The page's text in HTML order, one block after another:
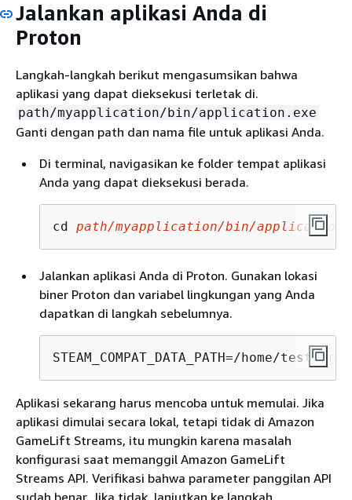
Jalankan aplikasi Anda di
Proton
Langkah-langkah berikut mengasumsikan bahwa
aplikasi yang dapat dieksekusi terletak di.
path/myapplication/bin/application.exe
Ganti dengan path dan nama file untuk aplikasi Anda.
Di terminal, navigasikan ke folder tempat aplikasi
Anda yang dapat dieksekusi berada.
cd path/myapplication/bin/
Jalankan aplikasi Anda di Proton. Gunakan lokasi
biner Proton dan variabel lingkungan yang Anda
dapatkan di langkah sebelumnya.
STEAM_COMPAT_DATA_PATH=/home/
Aplikasi sekarang harus mencoba untuk memulai. Jika
aplikasi dimulai secara lokal, tetapi tidak di Amazon
GameLift Streams, itu mungkin karena masalah
konfigurasi saat memanggil Amazon GameLift
Streams API. Verifikasi bahwa parameter panggilan API
sudah benar. Jika tidak, lanjutkan ke langkah